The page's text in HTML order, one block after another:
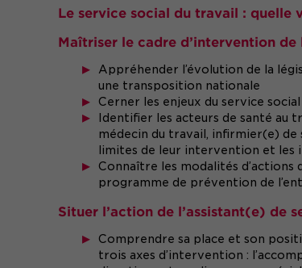
Le service social du travail : quelle
Maîtriser le cadre d’intervention
Appréhender l’évolution de la
une transposition nationale
Cerner les enjeux du service
Identifier les acteurs de santé au
médecin du travail, infirmier(e)
limites de leur intervention et les
Connaître les modalités d’actions
programme de prévention de
Situer l’action de l’assistant(e) de
Comprendre sa place et son
trois axes d’intervention :